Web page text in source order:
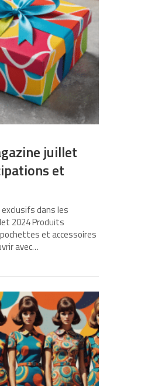
juillet
et
exclusifs dans les
2024 Produits
et accessoires
avec…